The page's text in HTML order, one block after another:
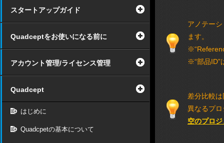
スタートアップガイド
Quadceptをお使いになる前に
アカウント管理/ライセンス管理
Quadcept
はじめに
Quadcpetの基本について
アノテー
ます。
※“部品ID”
差分比較
異なるプ
空のプロ